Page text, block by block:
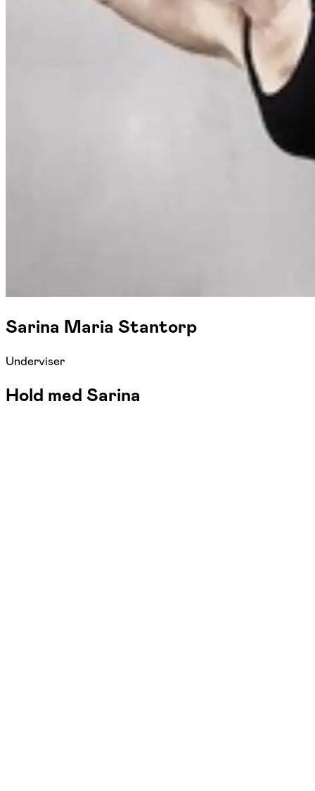
Sarina Maria Stantorp
Underviser
Hold med Sarina